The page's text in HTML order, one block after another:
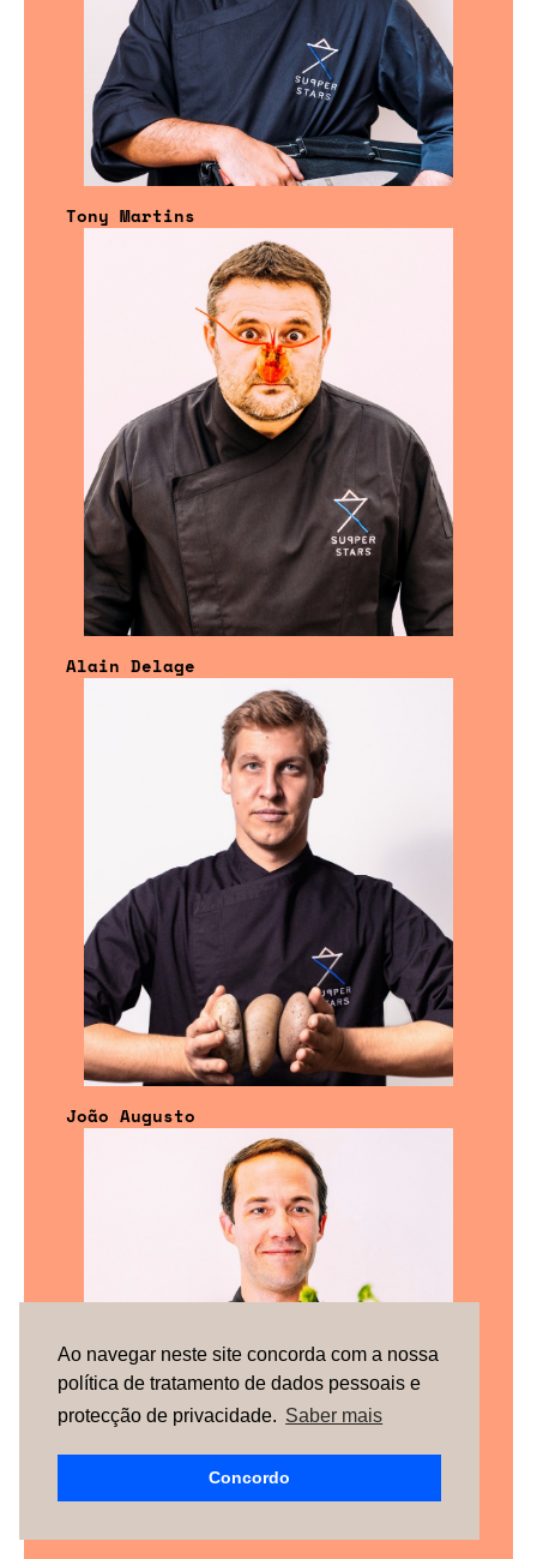
Ao navegar neste site concorda com a nossa
política de tratamento de dados pessoais e
protecção de privacidade. Saber mais
Concordo
Tony Martins
Alain Delage
João Augusto